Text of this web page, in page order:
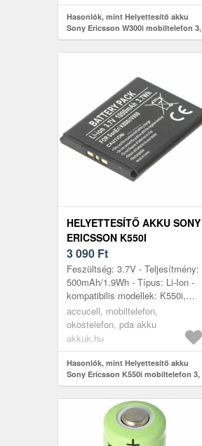
Hasonlók, mint Helyettesítő akku
Sony Ericsson W300i mobiltelefon 3,
6V 500mAh Li-Ion
HELYETTESÍTŐ AKKU SONY
ERICSSON K550I
MOBILTELEFON 3, 6V
500MAH LI-ION
3 090 Ft
Feszültség: 3.7V - Teljesítmény:
500mAh/1.9Wh - Típus: Li-Ion -
kompatibilis modellek: K550i,
Sony Ericsson K550i, Sony
Ericsson K800i, Sony Ericss...
accucell, mobiltelefon,
okostelefon, pda akku
akkuk.hu
Hasonlók, mint Helyettesítő akku
Sony Ericsson K550i mobiltelefon 3,
6V 500mAh Li-Ion